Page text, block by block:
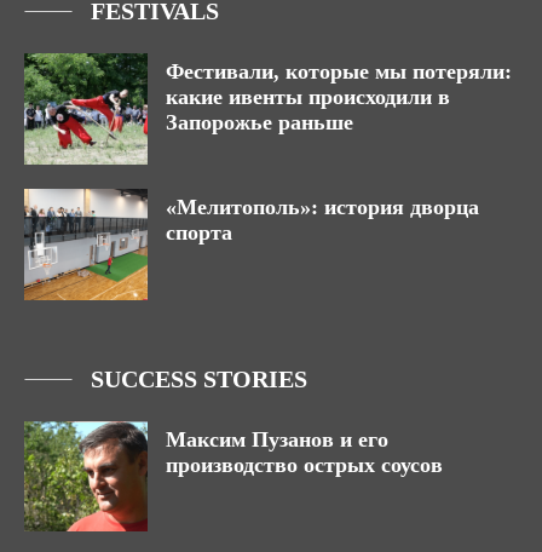
FESTIVALS
Фестивали, которые мы потеряли:
какие ивенты происходили в
Запорожье раньше
«Мелитополь»: история дворца
спорта
SUCCESS STORIES
Максим Пузанов и его
производство острых соусов